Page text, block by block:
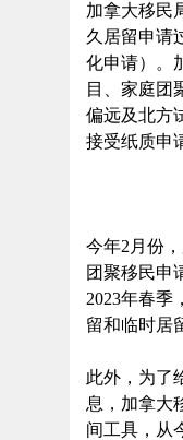
加拿大移民
久居留申请
化申请）。
目、家庭团
偏远及北方
接受纸质申
今年2月份
团聚移民申
2023年春季
留和临时居
此外，为了
息，加拿大
间工具，从